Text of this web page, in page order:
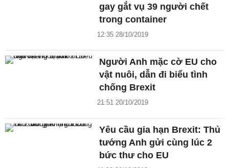
gay gắt vụ 39 người chết
trong container
12:35 28/10/2019
Người Anh mặc cờ EU cho
vật nuôi, dẫn đi biểu tình
chống Brexit
21:51 20/10/2019
Yêu cầu gia hạn Brexit: Thủ
tướng Anh gửi cùng lúc 2
bức thư cho EU